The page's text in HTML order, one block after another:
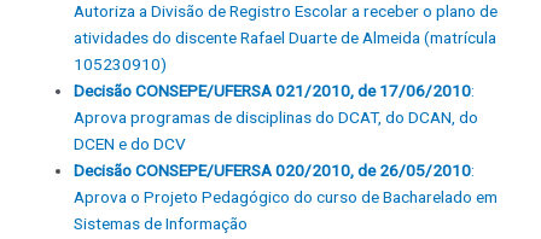
Autoriza a Divisão de Registro Escolar a receber o plano de
atividades do discente Rafael Duarte de Almeida (matrícula
105230910)
Decisão CONSEPE/UFERSA 021/2010, de 17/06/2010:
Aprova programas de disciplinas do DCAT, do DCAN, do
DCEN e do DCV
Decisão CONSEPE/UFERSA 020/2010, de 26/05/2010:
Aprova o Projeto Pedagógico do curso de Bacharelado em
Sistemas de Informação